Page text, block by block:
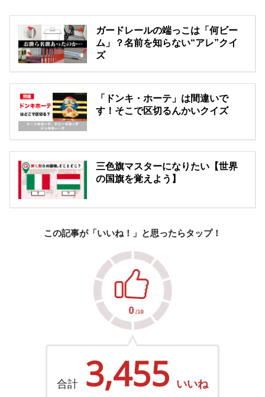
ガードレールの端っこは「何ビー
ム」？名前を知らない“アレ”クイ
ズ
「ドンキ・ホーテ」は間違いで
す！そこで区切るんかいクイズ
三色旗マスターになりたい【世界
の国旗を覚えよう】
この記事が「いいね！」と思ったらタップ！
合計 3,455 いいね